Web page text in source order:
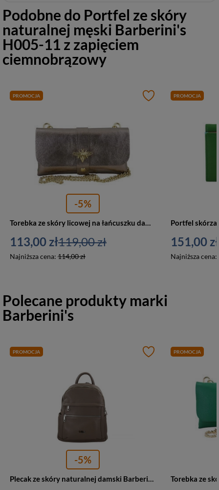
Podobne do Portfel ze skóry
naturalnej męski Barberini's
H005-11 z zapięciem
ciemnobrązowy
PROMOCJA
-5%
Torebka ze skóry licowej na łańcuszku damska Barberini's 958/1-26 kopertówka ciemnozłota
113,00 zł
Najniższa cena: 114,00 zł
119,00 zł
PROMOCJA
151,00 zł
Najniższa cena:
Polecane produkty marki
Barberini's
PROMOCJA
-5%
Plecak ze skóry naturalnej damski Barberini's 939-9 miejski A4 ciemnobeżowy
PROMOCJA